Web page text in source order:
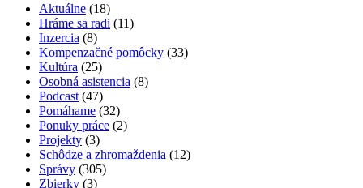
Aktuálne (18)
Hráme sa radi (11)
Inzercia (8)
Kompenzačné pomôcky (33)
Kultúra (25)
Osobná asistencia (8)
Podcast (47)
Pomáhame (32)
Ponuky práce (2)
Projekty (3)
Schôdze a zhromaždenia (12)
Správy (305)
Zbierky (3)